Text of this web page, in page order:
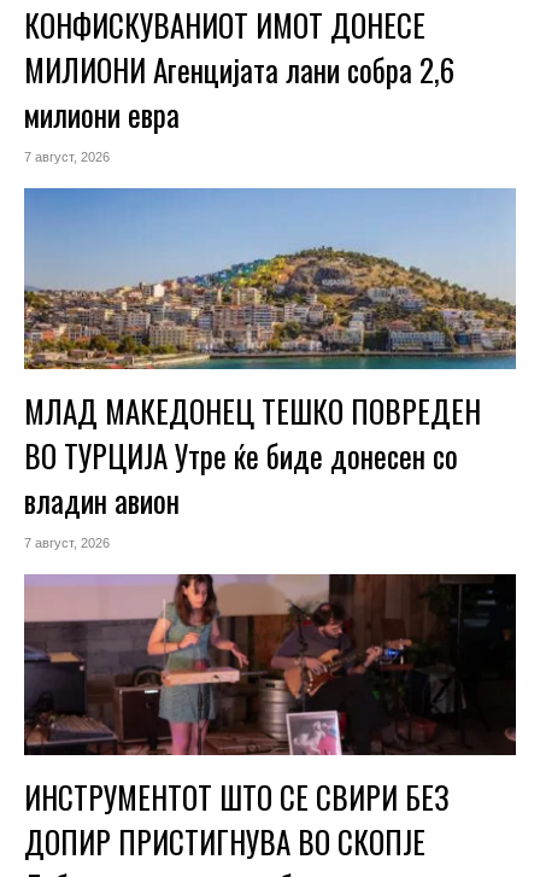
КОНФИСКУВАНИОТ ИМОТ ДОНЕСЕ
МИЛИОНИ Агенцијата лани собра 2,6
милиони евра
7 август, 2026
МЛАД МАКЕДОНЕЦ ТЕШКО ПОВРЕДЕН
ВО ТУРЦИЈА Утре ќе биде донесен со
владин авион
7 август, 2026
ИНСТРУМЕНТОТ ШТО СЕ СВИРИ БЕЗ
ДОПИР ПРИСТИГНУВА ВО СКОПЈЕ